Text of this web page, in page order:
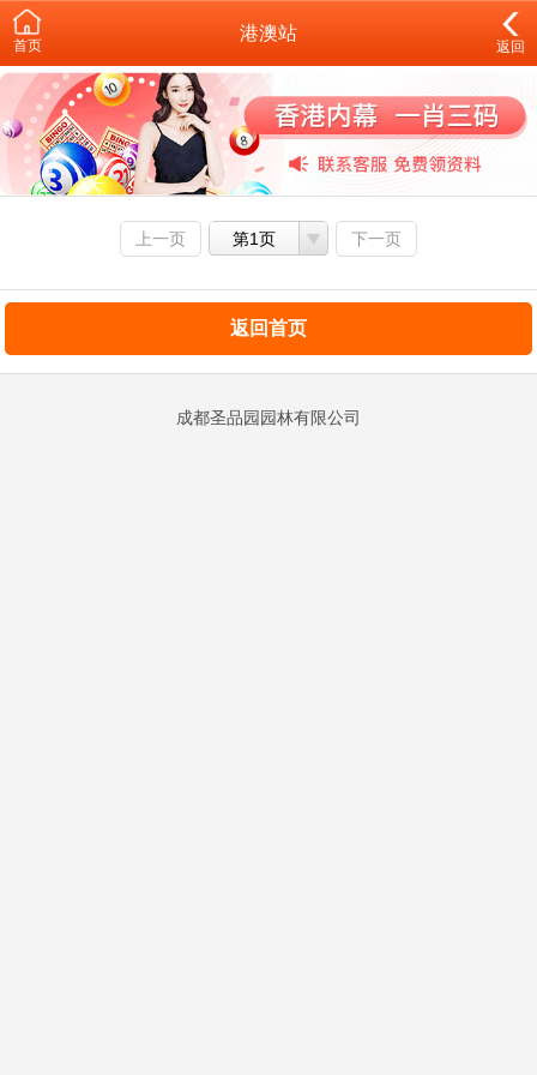
首页
港澳站
返回
上一页 第1页 下一页
返回首页
成都圣品园园林有限公司